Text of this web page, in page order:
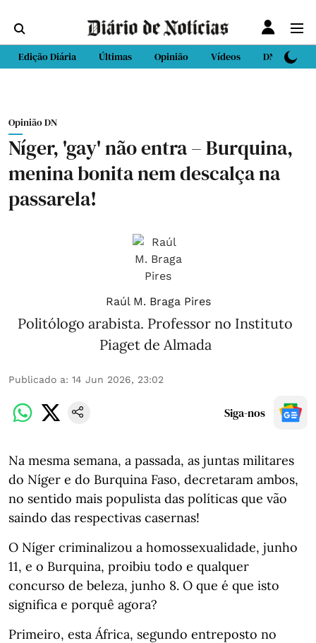
Edição Diária Últimas Opinião Vídeos DN Sport
Opinião DN
Níger, 'gay' não entra – Burquina,
menina bonita nem descalça na
passarela!
Raúl M. Braga Pires
Politólogo arabista. Professor no Instituto
Piaget de Almada
Publicado a: 14 Jun 2026, 23:02
Siga-nos
Na mesma semana, a passada, as juntas militares
do Níger e do Burquina Faso, decretaram ambos,
no sentido mais populista das políticas que vão
saindo das respectivas casernas!
O Níger criminalizou a homossexualidade, junho
11, e o Burquina, proibiu todo e qualquer
concurso de beleza, junho 8. O que é que isto
significa e porquê agora?
Primeiro, esta África, segundo entreposto no